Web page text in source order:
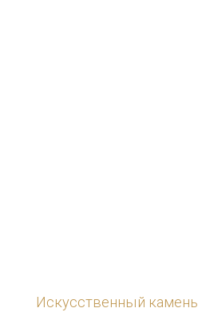
Искусственный камень